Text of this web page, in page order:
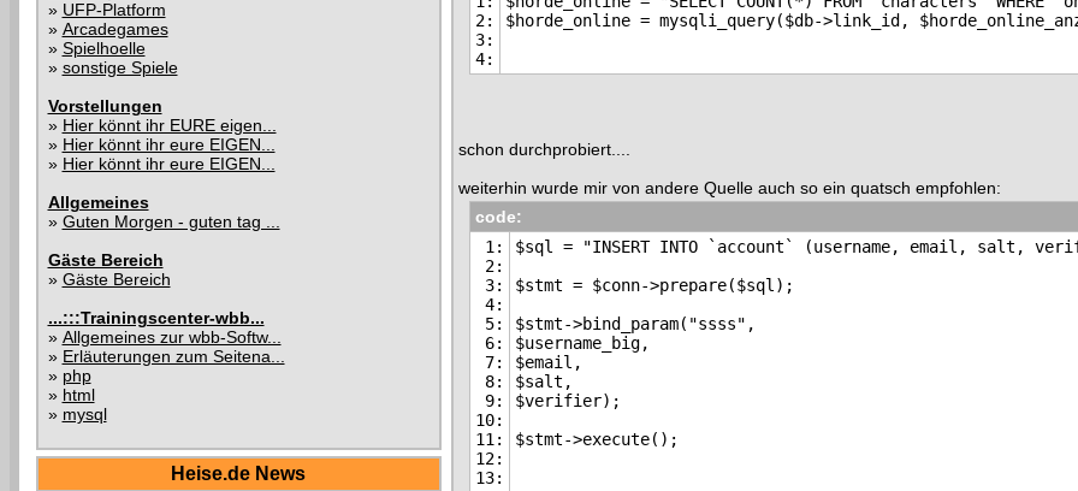
» UFP-Platform
» Arcadegames
» Spielhoelle
» sonstige Spiele
Vorstellungen
» Hier könnt ihr EURE eigen...
» Hier könnt ihr eure EIGEN...
» Hier könnt ihr eure EIGEN...
Allgemeines
» Guten Morgen - guten tag ...
Gäste Bereich
» Gäste Bereich
...:::Trainingscenter-wbb...
» Allgemeines zur wbb-Softw...
» Erläuterungen zum Seitena...
» php
» html
» mysql
Heise.de News
2:
3:
schon durchprobiert....
weiterhin wurde mir von andere Quelle auch so ein quatsch empfohlen:
code:
1:
2:
3:
4:
5:
6:
7:
8:
9:
10:
11:
12:
$sql = "INSERT INTO `account` (username, email, salt,
$stmt = $conn->prepare($sql);
$stmt->bind_param("ssss",
$username_big,
$email,
$salt,
$verifier);